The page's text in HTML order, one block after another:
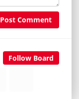
Post Comment
Follow Board